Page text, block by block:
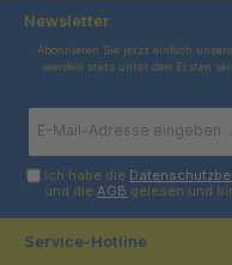
Newsletter
Abonnieren Sie jetzt einfach
werden stets unter den Ersten
Ich habe die
und die AGB gelesen und
Service-Hotline